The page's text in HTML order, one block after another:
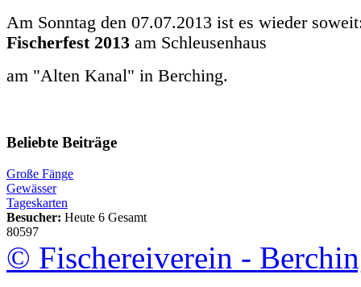
Am Sonntag den 07.07.2013 ist es wieder
Fischerfest 2013 am Schleusenhaus
am "Alten Kanal" in Berching.
Beliebte Beiträge
Große Fänge
Gewässer
Tageskarten
Besucher: Heute 6 Gesamt
80597
© Fischereiverein -